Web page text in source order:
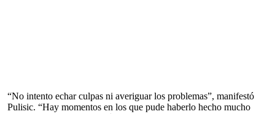
“No intento echar culpas ni averiguar los problemas”, manifestó
Pulisic. “Hay momentos en los que pude haberlo hecho mucho